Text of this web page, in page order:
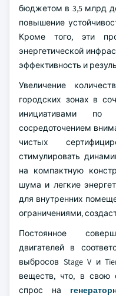
бюджетом в 3,5 млрд
повышение
Кроме того, эти
энергетической
эффективность и
Увеличение
городских зонах в
инициативами
сосредоточением
чистых
стимулировать
на компактную
шума и легкие
для внутренних
ограничениями,
Постоянное
двигателей в
выбросов Stage V и
веществ, что, в свою
спрос на